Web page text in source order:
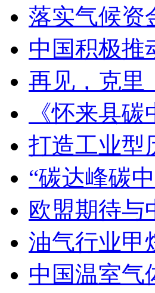
落实气候资
中国积极推
再见，克里
《怀来县
打造工业型
“碳达峰碳
欧盟期待与
油气行业甲
中国温室气